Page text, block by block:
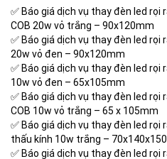
✅ Báo giá dịch vụ thay đèn led rọi
COB 20w vỏ trắng – 90x120mm
✅ Báo giá dịch vụ thay đèn led rọi
20w vỏ đen – 90x120mm
✅ Báo giá dịch vụ thay đèn led rọi
10w vỏ đen – 65x105mm
✅ Báo giá dịch vụ thay đèn led rọi
COB 10w vỏ trắng – 65 x 105mm
✅ Báo giá dịch vụ thay đèn led rọi
thấu kính 10w trắng –
✅ Báo giá dịch vụ thay đèn led rọi